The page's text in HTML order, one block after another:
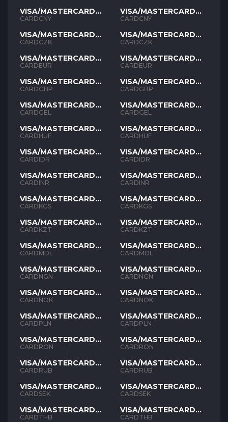
VISA/MASTERCARD
CNY
CARDCNY
VISA/MASTERCARD
CZK
CARDCZK
VISA/MASTERCARD
EUR
CARDEUR
VISA/MASTERCARD
GBP
CARDGBP
VISA/MASTERCARD
GEL
CARDGEL
VISA/MASTERCARD
HUF
CARDHUF
VISA/MASTERCARD
IDR
CARDIDR
VISA/MASTERCARD
INR
CARDINR
VISA/MASTERCARD
KGS
CARDKGS
VISA/MASTERCARD
KZT
CARDKZT
VISA/MASTERCARD
MDL
CARDMDL
VISA/MASTERCARD
NGN
CARDNGN
VISA/MASTERCARD
NOK
CARDNOK
VISA/MASTERCARD
PLN
CARDPLN
VISA/MASTERCARD
RON
CARDRON
VISA/MASTERCARD
RUB
CARDRUB
VISA/MASTERCARD
SEK
CARDSEK
VISA/MASTERCARD
THB
CARDTHB
VISA/MASTERCARD
CNY
CARDCNY
VISA/MASTERCARD
CZK
CARDCZK
VISA/MASTERCARD
EUR
CARDEUR
VISA/MASTERCARD
GBP
CARDGBP
VISA/MASTERCARD
GEL
CARDGEL
VISA/MASTERCARD
HUF
CARDHUF
VISA/MASTERCARD
IDR
CARDIDR
VISA/MASTERCARD
INR
CARDINR
VISA/MASTERCARD
KGS
CARDKGS
VISA/MASTERCARD
KZT
CARDKZT
VISA/MASTERCARD
MDL
CARDMDL
VISA/MASTERCARD
NGN
CARDNGN
VISA/MASTERCARD
NOK
CARDNOK
VISA/MASTERCARD
PLN
CARDPLN
VISA/MASTERCARD
RON
CARDRON
VISA/MASTERCARD
RUB
CARDRUB
VISA/MASTERCARD
SEK
CARDSEK
VISA/MASTERCARD
THB
CARDTHB